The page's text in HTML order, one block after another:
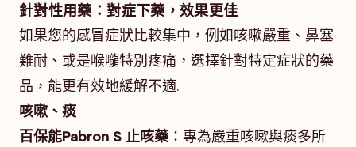
針對性用藥：對症下藥，效果更佳
如果您的感冒症狀比較集中，例如咳嗽嚴重、鼻塞
難耐、或是喉嚨特別疼痛，選擇針對特定症狀的藥
品，能更有效地緩解不適.
咳嗽、痰
百保能Pabron S 止咳藥 ：專為嚴重咳嗽與痰多所